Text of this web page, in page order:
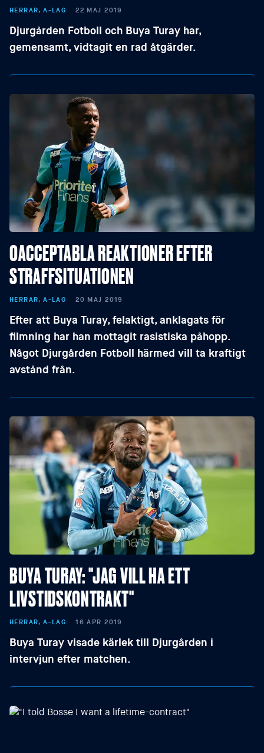
HERRAR, A-LAG 22 MAJ 2019
Djurgården Fotboll och Buya Turay har,
gemensamt, vidtagit en rad åtgärder.
OACCEPTABLA REAKTIONER EFTER
STRAFFSITUATIONEN
HERRAR, A-LAG 20 MAJ 2019
Efter att Buya Turay, felaktigt, anklagats för
filmning har han mottagit rasistiska påhopp.
Något Djurgården Fotboll härmed vill ta kraftigt
avstånd från.
BUYA TURAY: "JAG VILL HA ETT
LIVSTIDSKONTRAKT"
HERRAR, A-LAG 16 APR 2019
Buya Turay visade kärlek till Djurgården i
intervjun efter matchen.